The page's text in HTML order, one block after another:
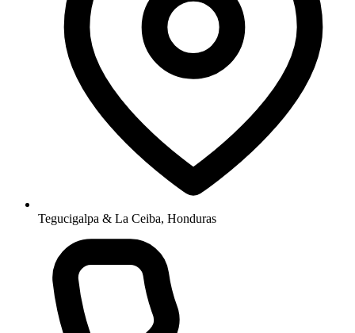
Tegucigalpa & La Ceiba, Honduras